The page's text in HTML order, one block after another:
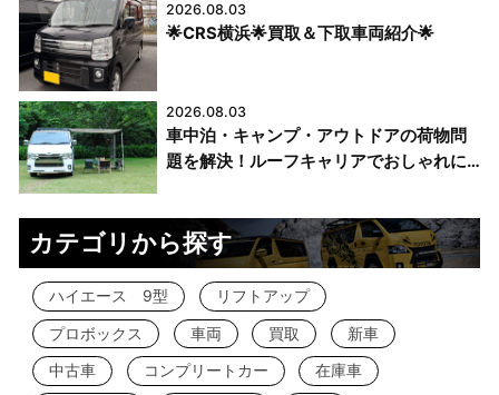
2026.08.03
🌟CRS横浜🌟買取＆下取車両紹介🌟
2026.08.03
車中泊・キャンプ・アウトドアの荷物問
題を解決！ルーフキャリアでおしゃれに
カテゴリから探す
ハイエース 9型
リフトアップ
プロボックス
車両 買取
新車
中古車
コンプリートカー
在庫車